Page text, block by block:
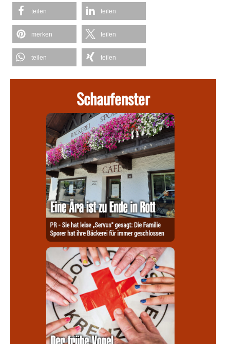
teilen teilen
merken teilen
teilen teilen
Schaufenster